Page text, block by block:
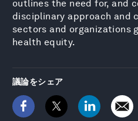
outlines the need for, and
disciplinary approach and
sectors and organizations
health equity.
議論をシェア